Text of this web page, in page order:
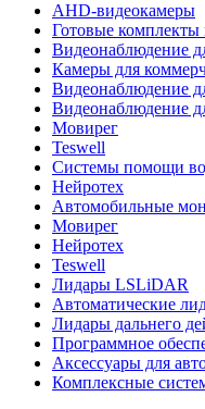
AHD-видеокамеры
Готовые комплекты
Видеонаблюдение
Камеры для
Видеонаблюдение
Видеонаблюдение
Мовирег
Teswell
Системы помощи
Нейротех
Автомобильные
Мовирег
Нейротех
Teswell
Лидары LSLiDAR
Автоматические
Лидары дальнего
Программное
Аксессуары для
Комплексные